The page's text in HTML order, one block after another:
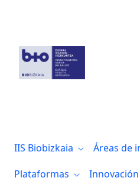
IIS Biobizkaia
Áreas de
Plataformas